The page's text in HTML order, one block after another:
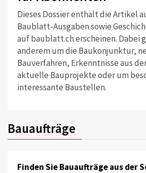
Dieses Dossier enthält die Artikel
Baublatt-Ausgaben sowie
auf baublatt.ch erscheinen. Dabei
anderem um die Baukonjunktur,
Bauverfahren, Erkenntnisse aus
aktuelle Bauprojekte oder um
interessante Baustellen.
Bauaufträge
Finden Sie Bauaufträge aus der